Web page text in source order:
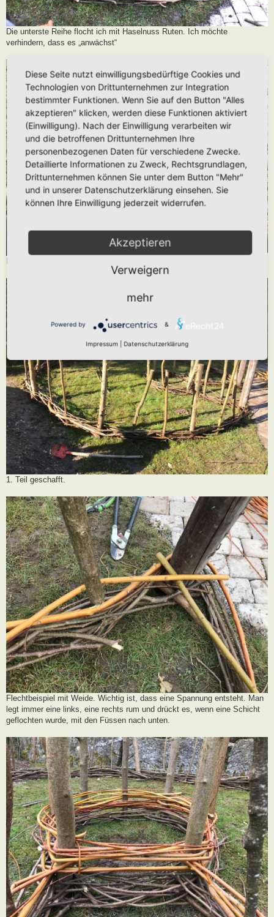
Die unterste Reihe flocht ich mit Haselnuss Ruten. Ich möchte
verhindern, dass es „anwächst“
Flechtbeispiel mit Haselruten
1. Teil geschafft.
Flechtbeispiel mit Weide. Wichtig ist, dass eine Spannung entsteht. Man
legt immer eine links, eine rechts rum und drückt es, wenn eine Schicht
geflochten wurde, mit den Füssen nach unten.
Diese Seite nutzt einwilligungsbedürftige Cookies und
Technologien von Drittunternehmen zur Integration
bestimmter Funktionen. Wenn Sie auf den Button "Alles
akzeptieren" klicken, werden diese Funktionen aktiviert
(Einwilligung). Nach der Einwilligung verarbeiten wir
und die betroffenen Drittunternehmen Ihre
personenbezogenen Daten für verschiedene Zwecke.
Detaillierte Informationen zu Zweck, Rechtsgrundlagen,
Drittunternehmen können Sie unter dem Button "Mehr"
und in unserer Datenschutzerklärung einsehen. Sie
können Ihre Einwilligung jederzeit widerrufen.
Akzeptieren
Verweigern
mehr
Powered by &
Impressum Datenschutzerklärung